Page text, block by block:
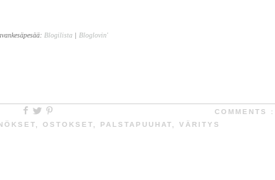
Blogilista | Bloglovin'
COMMENTS :
OSTOKSET PALSTAPUUHAT VÄRITYS